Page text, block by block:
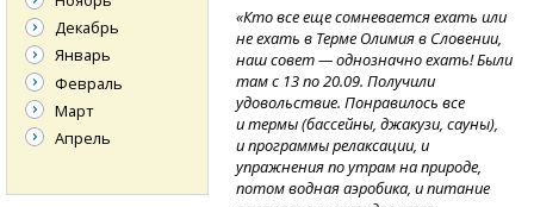
«Кто все еще сомневается ехать или
не ехать в Терме Олимия в Словении,
наш совет — однозначно ехать! Были
там с 13 по 20.09. Получили
удовольствие. Понравилось все
и термы (бассейны, джакузи, сауны),
и программы релаксации, и
упражнения по утрам на природе,
потом водная аэробика, и питание
Декабрь
Январь
Февраль
Март
Апрель